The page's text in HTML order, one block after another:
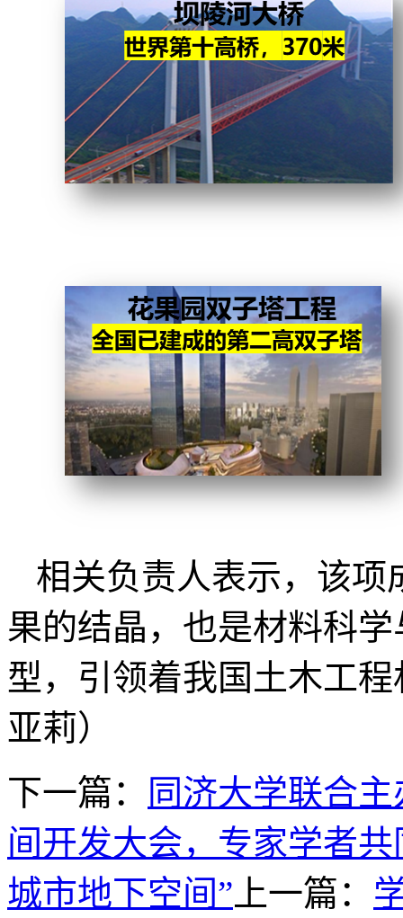
相关负责人表示，该项
果的结晶，也是材料科
型，引领着我国土木工
亚莉）
下一篇：
同济大学联合
间开发大会，专家学者
城市地下空间” 上一篇：